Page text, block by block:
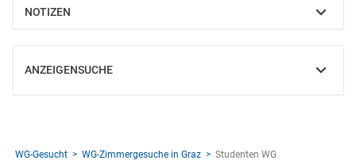
NOTIZEN
EINBLENDEN
ANZEIGENSUCHE
EINBLENDEN
WG-Gesucht WG-Zimmergesuche in Graz Studenten WG